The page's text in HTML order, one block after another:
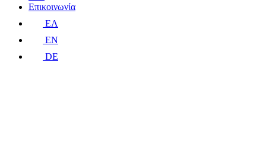
Επικοινωνία
ΕΛ
EN
DE